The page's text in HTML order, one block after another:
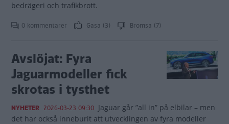
bedrägeri och trafikbrott.
0 kommentarer Gasa (3) Bromsa (7)
Avslöjat: Fyra
Jaguarmodeller fick
skrotas i tysthet
NYHETER 2026-03-23 09:30 Jaguar går ”all in” på elbilar – men
det har också inneburit att utvecklingen av fyra modeller